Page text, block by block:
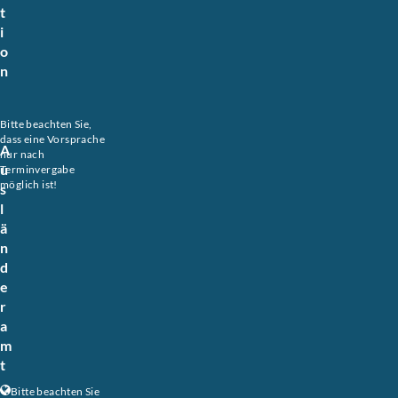
t
i
o
n
A
u
s
l
ä
n
d
e
r
a
m
t
Bitte beachten Sie,
dass eine Vorsprache
nur nach
Terminvergabe
möglich ist!
Bitte beachten Sie